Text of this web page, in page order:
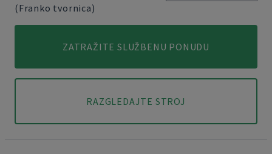
(Franko tvornica)
ZATRAŽITE SLUŽBENU PONUDU
RAZGLEDAJTE STROJ